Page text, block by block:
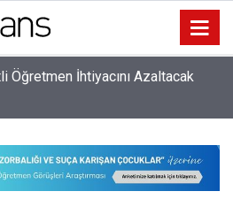
Öğretmen İhtiyacını Azaltacak